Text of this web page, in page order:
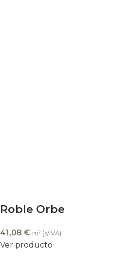
Roble Orbe
41,08 € m² (s/IVA)
Ver producto